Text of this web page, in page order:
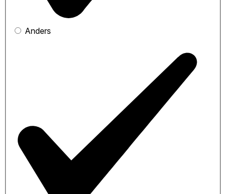
Anders